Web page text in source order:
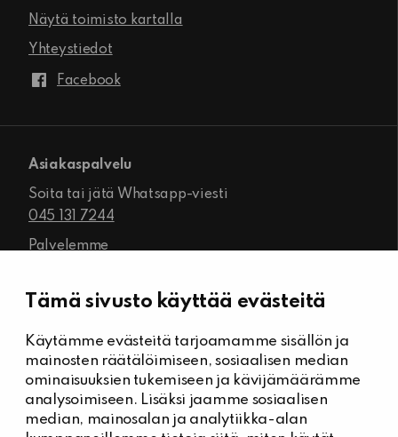
Tämä sivusto käyttää evästeitä
Käytämme evästeitä tarjoamamme sisällön ja
mainosten räätälöimiseen, sosiaalisen median
ominaisuuksien tukemiseen ja kävijämäärämme
analysoimiseen. Lisäksi jaamme sosiaalisen
median, mainosalan ja analytiikka-alan
Näytä toimisto kartalla
Yhteystiedot
Facebook
Asiakaspalvelu
Soita tai jätä Whatsapp-viesti
045 131 7244
Palvelemme
Kiinteistöhuolto
Päivystysnumero, Kiinteistöässät
044 704 7632
Kiinteistönhuollon yhteystiedot